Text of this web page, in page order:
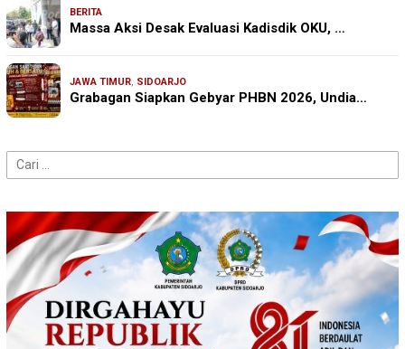
BERITA
Massa Aksi Desak Evaluasi Kadisdik OKU, …
JAWA TIMUR, SIDOARJO
Grabagan Siapkan Gebyar PHBN 2026, Undia…
Cari
untuk: